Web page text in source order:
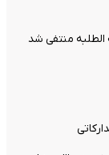
الطلبه منتفی شد